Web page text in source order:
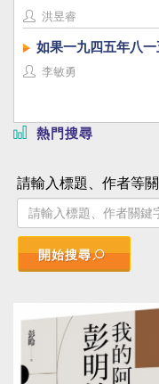
洪昱睿
如果一九四五年八
李敏勇
熱門搜尋
請輸入標題、作者等
開始搜尋